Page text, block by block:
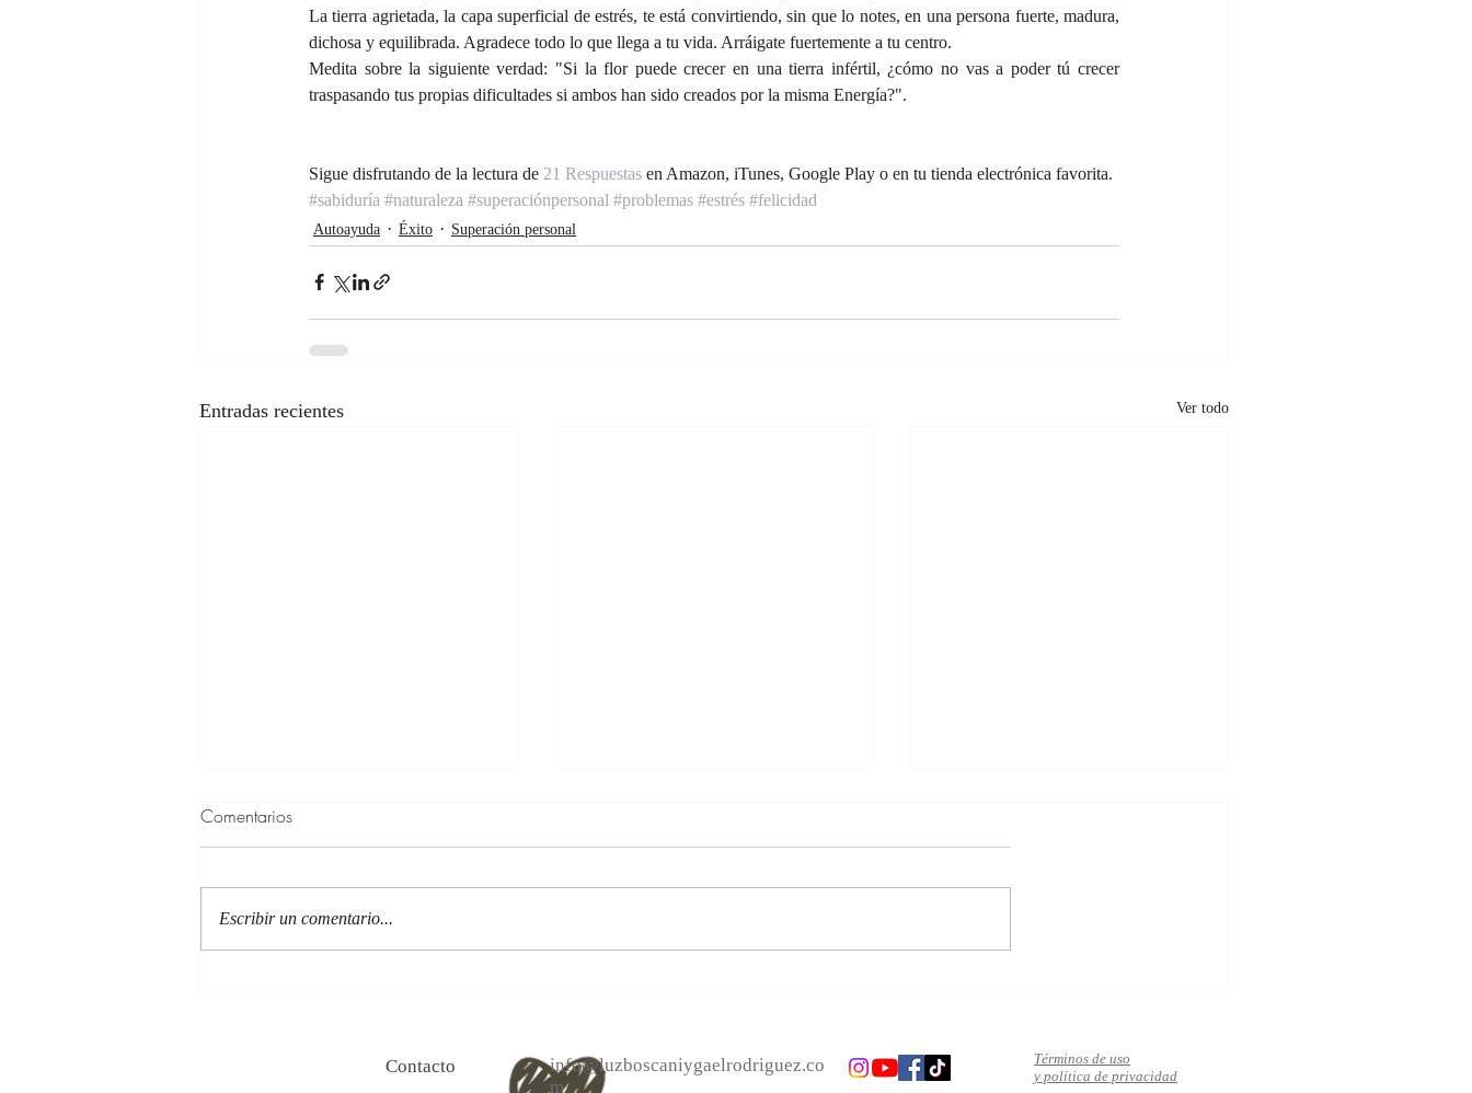
La tierra agrietada, la capa superficial de estrés, te está convirtiendo, sin que lo notes, en una persona fuerte, madura,
dichosa y equilibrada. Agradece todo lo que llega a tu vida. Arráigate fuertemente a tu centro.
Medita sobre la siguiente verdad: "Si la flor puede crecer en una tierra infértil, ¿cómo no vas a poder tú crecer
traspasando tus propias dificultades si ambos han sido creados por la misma Energía?".
Sigue disfrutando de la lectura de 21 Respuestas en Amazon, iTunes, Google Play o en tu tienda electrónica favorita.
#sabiduría #naturaleza #superaciónpersonal #problemas #estrés #felicidad
Autoayuda Éxito Superación personal
Entradas recientes Ver todo
Comentarios
Escribir un comentario...
Contacto
info@luzboscaniygaelrodriguez.co
m
Términos de uso
y política de privacidad